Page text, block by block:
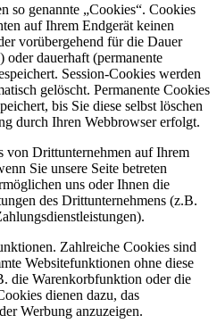
so genannte „Cookies“. Cookies
auf Ihrem Endgerät keinen
vorübergehend für die Dauer
oder dauerhaft (permanente
Session-Cookies werden
gelöscht. Permanente Cookies
bis Sie diese selbst löschen
durch Ihren Webbrowser erfolgt.
von Drittunternehmen auf Ihrem
Sie unsere Seite betreten
uns oder Ihnen die
des Drittunternehmens (z.B.
Zahlreiche Cookies sind
Websitefunktionen ohne diese
die Warenkorbfunktion oder die
dienen dazu, das
Werbung anzuzeigen.